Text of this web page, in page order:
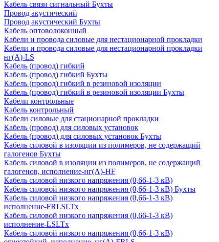
Кабель связи сигнальный Бухты
Провод акустический
Провод акустический Бухты
Кабель оптоволоконный
Кабели и провода силовые для нестационарной прокладки
Кабели и провода силовые для нестационарной прокладки
нг(А)-LS
Кабель (провод) гибкий
Кабель (провод) гибкий Бухты
Кабель (провод) гибкий в резиновой изоляции
Кабель (провод) гибкий в резиновой изоляции Бухты
Кабели контрольные
Кабель контрольный
Кабели силовые для стационарной прокладки
Кабель (провод) для силовых установок
Кабель (провод) для силовых установок Бухты
Кабель силовой в изоляции из полимеров, не содержащий
галогенов Бухты
Кабель силовой в изоляции из полимеров, не содержащий
галогенов, исполнение-нг(А)-HF
Кабель силовой низкого напряжения (0,66-1-3 кВ)
Кабель силовой низкого напряжения (0,66-1-3 кВ) Бухты
Кабель силовой низкого напряжения (0,66-1-3 кВ)
исполнение-FRLSLTx
Кабель силовой низкого напряжения (0,66-1-3 кВ)
исполнение-LSLTx
Кабель силовой низкого напряжения (0,66-1-3 кВ)